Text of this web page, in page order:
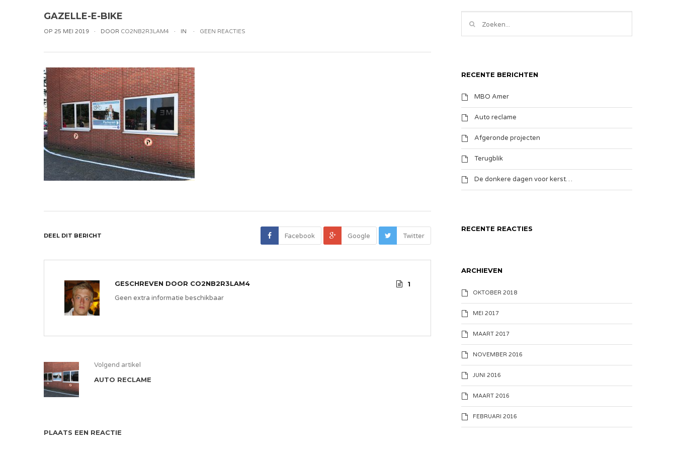
GAZELLE-E-BIKE
OP 25 MEI 2019 DOOR CO2NB2R3LAM4 IN GEEN REACTIES
DEEL DIT BERICHT Twitter
Google
Facebook
GESCHREVEN DOOR CO2NB2R3LAM4
1
Geen extra informatie beschikbaar
Volgend artikel
AUTO RECLAME
PLAATS EEN REACTIE
RECENTE BERICHTEN
MBO Amer
Auto reclame
Afgeronde projecten
Terugblik
De donkere dagen voor kerst…
RECENTE REACTIES
ARCHIEVEN
OKTOBER 2018
MEI 2017
MAART 2017
NOVEMBER 2016
JUNI 2016
MAART 2016
FEBRUARI 2016